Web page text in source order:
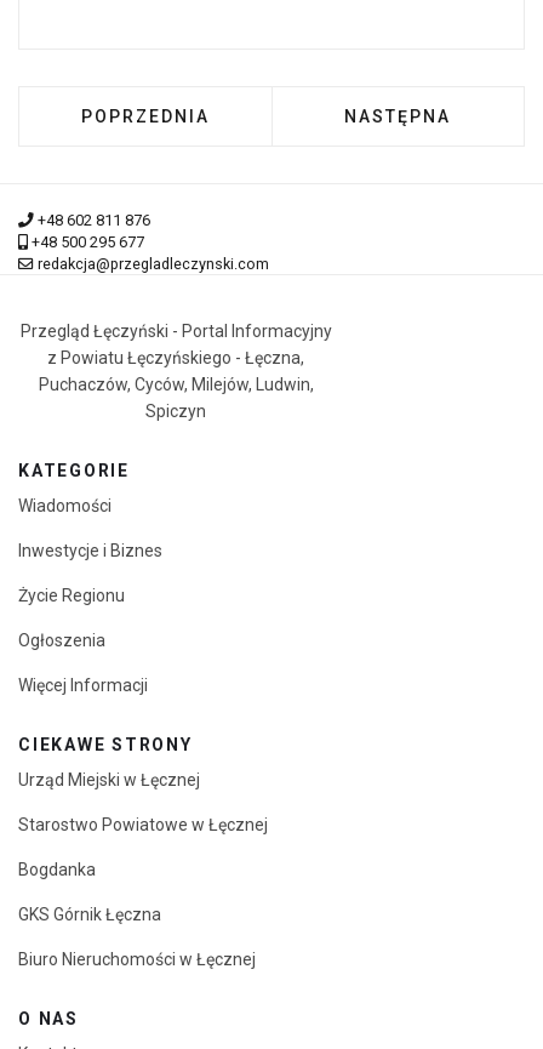
POPRZEDNIA STRONA: WŁODARSKI Z
POPRZEDNIA NASTĘPNA
NASTĘPNA
+48 602 811 876
+48 500 295 677
redakcja@przegladleczynski.com
Przegląd Łęczyński - Portal Informacyjny
z Powiatu Łęczyńskiego - Łęczna,
Puchaczów, Cyców, Milejów, Ludwin,
Spiczyn
KATEGORIE
Wiadomości
Inwestycje i Biznes
Życie Regionu
Ogłoszenia
Więcej Informacji
CIEKAWE STRONY
Urząd Miejski w Łęcznej
Starostwo Powiatowe w Łęcznej
Bogdanka
GKS Górnik Łęczna
Biuro Nieruchomości w Łęcznej
O NAS